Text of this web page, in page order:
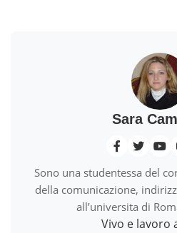
Sara
Sono una studentessa del
della comunicazione,
all’universita di
Vivo e lavoro